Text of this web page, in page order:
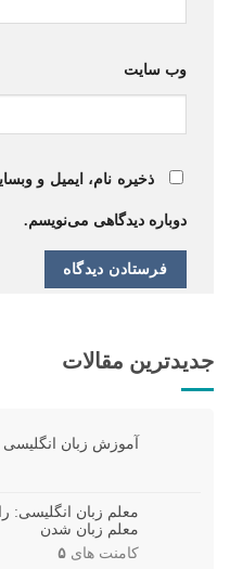
جدیدترین مقالات
آموزش زبان
معلم زبان انگلیسی:
معلم زبان شدن
کامنت های ۵
وب‌ سایت
ذخیره نام، ایمیل و
دوباره دیدگاهی می‌نویسم.